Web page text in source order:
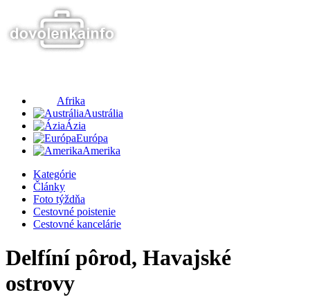
Afrika
Austrália
Ázia
Európa
Amerika
Kategórie
Články
Foto týždňa
Cestovné poistenie
Cestovné kancelárie
Delfíní pôrod, Havajské
ostrovy